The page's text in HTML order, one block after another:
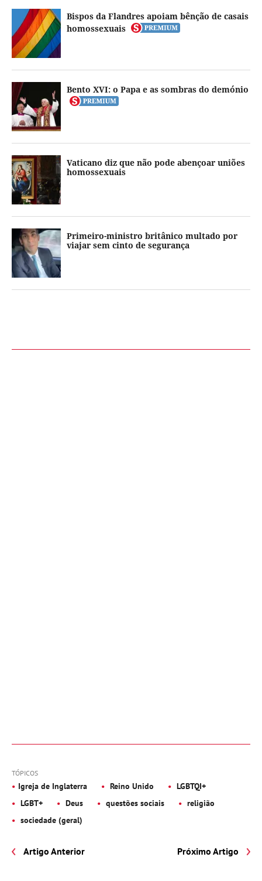
Bispos da Flandres apoiam bênção de casais
homossexuais
Bento XVI: o Papa e as sombras do demónio
Vaticano diz que não pode abençoar uniões
homossexuais
Primeiro-ministro britânico multado por
viajar sem cinto de segurança
TÓPICOS
Igreja de Inglaterra Reino Unido
LGBTQI+
LGBT+
Deus questões sociais
religião
sociedade (geral)
Artigo Anterior Próximo Artigo